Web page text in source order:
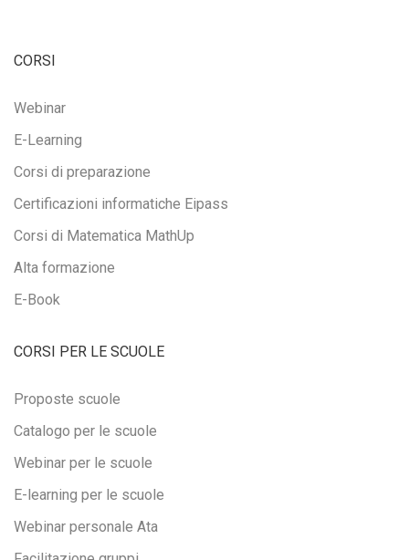
CORSI
Webinar
E-Learning
Corsi di preparazione
Certificazioni informatiche Eipass
Corsi di Matematica MathUp
Alta formazione
E-Book
CORSI PER LE SCUOLE
Proposte scuole
Catalogo per le scuole
Webinar per le scuole
E-learning per le scuole
Webinar personale Ata